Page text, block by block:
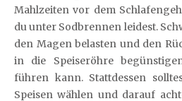
Mahlzeiten vor dem
du unter Sodbrennen leidest.
den Magen belasten und den
in die Speiseröhre
führen kann. Stattdessen
Speisen wählen und darauf